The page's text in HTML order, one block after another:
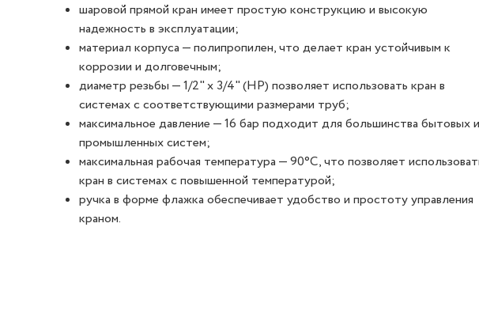
шаровой прямой кран имеет простую конструкцию и высокую
надежность в эксплуатации;
материал корпуса — полипропилен, что делает кран устойчивым к
коррозии и долговечным;
диаметр резьбы — 1/2" х 3/4" (НР) позволяет использовать кран в
системах с соответствующими размерами труб;
максимальное давление — 16 бар подходит для большинства бытовых и
промышленных систем;
максимальная рабочая температура — 90°C, что позволяет
кран в системах с повышенной температурой;
ручка в форме флажка обеспечивает удобство и простоту управления
краном.